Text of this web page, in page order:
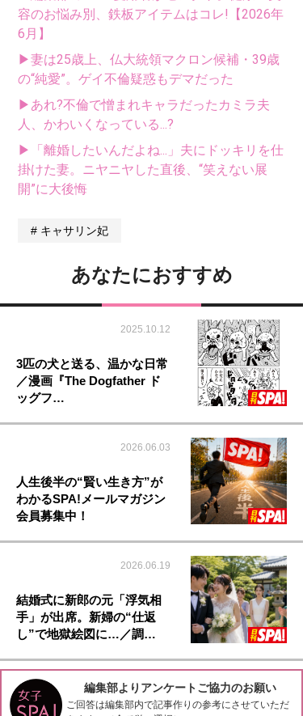
容のお悩み別、鉄板アイテムはコレ!【2026年
6月】
▶妻は25歳上、仏大統領マクロン候補・39歳
の“純愛”。ゲイ不倫疑惑もデマだった
▶あれ?不倫で憎まれキャラだったカミラ夫
人、かわいくなっている...?
▶「離婚したいんだよね...」夫にドッキリを仕
掛けた妻。ニヤニヤした直後、“笑えない展
開”に大後悔
キャサリン妃
あなたにおすすめ
2025.10.12
3匹の犬と送る、温かな日常
／漫画『The Dogfather ド
ッグフ…
2026.06.03
人生後半の“賢い生き方”が
わかるSPA!メールマガジン
会員募集中！
2026.06.19
結婚式に新郎の元「浮気相
手」が出席。新婦の“仕返
し”で地獄絵図に…／調…